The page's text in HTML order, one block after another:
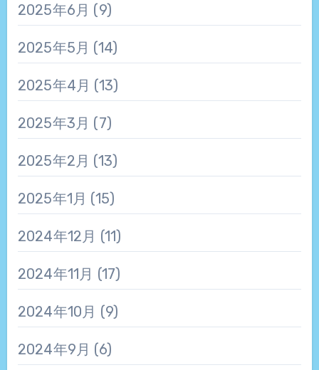
2025年6月 (9)
2025年5月 (14)
2025年4月 (13)
2025年3月 (7)
2025年2月 (13)
2025年1月 (15)
2024年12月 (11)
2024年11月 (17)
2024年10月 (9)
2024年9月 (6)